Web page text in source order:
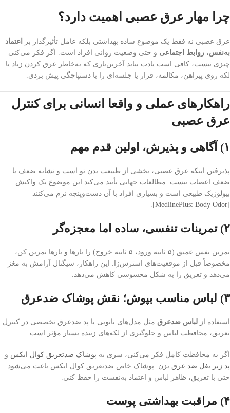
چرا مهار عرق عصبی اهمیت دارد؟
عرق عصبی نه فقط یک موضوع ساده بهداشتی بلکه عامل تأثیرگذار بر
اعتماد
به‌نفس، روابط اجتماعی و حتی وضعیت روانی افراد است. اگر فکر می‌کنی
چیزی نیست، کافی است یادت بیاید آخرین‌باری که به‌خاطر عرق کردن زیاد یا
لکه روی پیراهن، مکالمه، قرار یا جلسه‌ای را با دستپاچگی پیش بردی.
راهکارهای عملی و واقعا انسانی برای کنترل
عرق عصبی
۱) آگاهی و پذیرش، اولین قدم مهم
پذیرفتن اینکه عرق عصبی، بخشی از طبیعت بدن‌ تو است و نشانه ضعف یا
ضعف اعصاب نیست. مطالعات جهانی تأیید می‌کند این موضوع یک واکنش
بیولوژیک طبیعی است و بسیاری افراد با آن دست‌وپنجه نرم می‌کنند
[
MedlinePlus: Body Odor
].
۲) تمرینات تنفسی، ساده اما معجزه‌گر
تمرین نفس عمیق (۵ ثانیه ورود، ۵ ثانیه خروج) را بارها و بارها تمرین کن،
مخصوصاً قبل از موقعیت‌های استرس‌زا. این راهکار، سیگنال آرامش به مغز
می‌دهد و تعریق را به شکل محسوسی کاهش می‌دهد.
۳) لباس مناسب بپوش؛ نقش پوشاک ضدعرق
استفاده از لباس ضدعرق مثل مدل‌های نانویی یا پد ضدعرق تخصصی در کنترل
تعریق، محافظت لباس و جلوگیری از لکه‌های زننده بسیار مؤثر است.
اگر به محافظت کامل فکر می‌کنی، سری به پوشاک ضدتعریق کوال ایکس و
پد زیر بغل ضد عرق بزن. پوشاک خاص ضدتعریق کوال ایکس باعث می‌شود
حتی با تعریق، ظاهر لباس و اعتماد به‌نفست را حفظ کنی.
۴) مراقبت بهداشتی پوست